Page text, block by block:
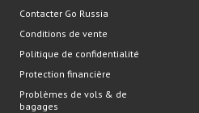
Contacter Go Russia
Conditions de vente
Politique de confidentialité
Protection financière
Problèmes de vols & de
bagages